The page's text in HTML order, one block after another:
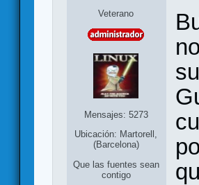
Veterano
Mensajes: 5273
Ubicación: Martorell,
(Barcelona)
Que las fuentes sean
contigo